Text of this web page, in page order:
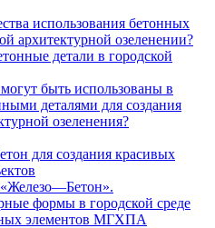
использования бетонных
архитектурной озеленении?
детали в городской
быть использованы в
деталями для создания
озеленения?
для создания красивых
формы в городской среде
элементов МГХПА